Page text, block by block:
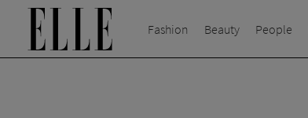
Fashion Beauty People